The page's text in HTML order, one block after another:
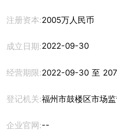
注册资本:2005万人民币
成立日期:2022-09-30
经营期限: 2022-
登记机关:福州市鼓楼区市场
企业官网:--